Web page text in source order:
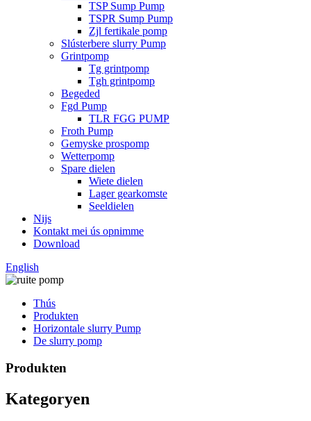
TSP Sump Pump
TSPR Sump Pump
Zjl fertikale pomp
Slústerbere slurry Pump
Grintpomp
Tg grintpomp
Tgh grintpomp
Begeded
Fgd Pump
TLR FGG PUMP
Froth Pump
Gemyske prospomp
Wetterpomp
Spare dielen
Wiete dielen
Lager gearkomste
Seeldielen
Nijs
Kontakt mei ús opnimme
Download
English
Thús
Produkten
Horizontale slurry Pump
De slurry pomp
Produkten
Kategoryen